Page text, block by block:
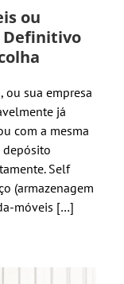
ou
Definitivo
ou sua empresa
já
com a mesma
depósito
Self
(armazenagem
móveis […]